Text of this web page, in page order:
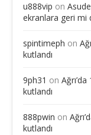
u888vip on
ekranlara geri mi
spintimeph on
kutlandı
9ph31 on
kutlandı
888pwin on
kutlandı